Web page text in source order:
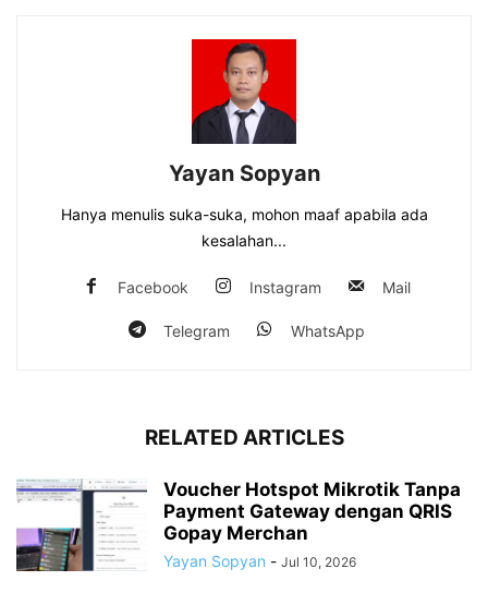
Yayan Sopyan
Hanya menulis suka-suka, mohon maaf apabila ada
kesalahan...
Facebook Instagram Mail
Telegram WhatsApp
RELATED ARTICLES
Voucher Hotspot Mikrotik Tanpa
Payment Gateway dengan QRIS
Gopay Merchan
Yayan Sopyan - Jul 10, 2026